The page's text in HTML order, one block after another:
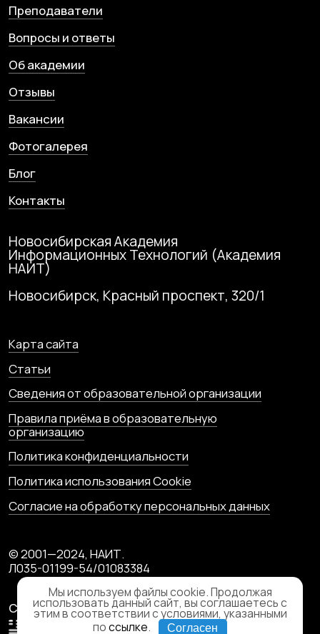
Мы используем файлы cookie. Продолжая
использовать данный сайт, вы соглашаетесь с
поссылке